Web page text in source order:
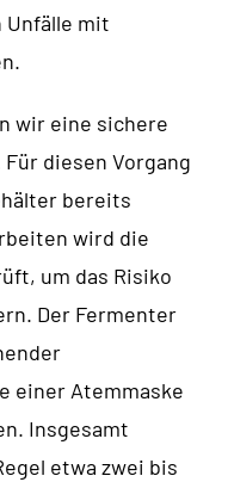
Unfälle mit
wir eine sichere
diesen Vorgang
bereits
wird die
um das Risiko
Der Fermenter
einer Atemmaske
Insgesamt
etwa zwei bis